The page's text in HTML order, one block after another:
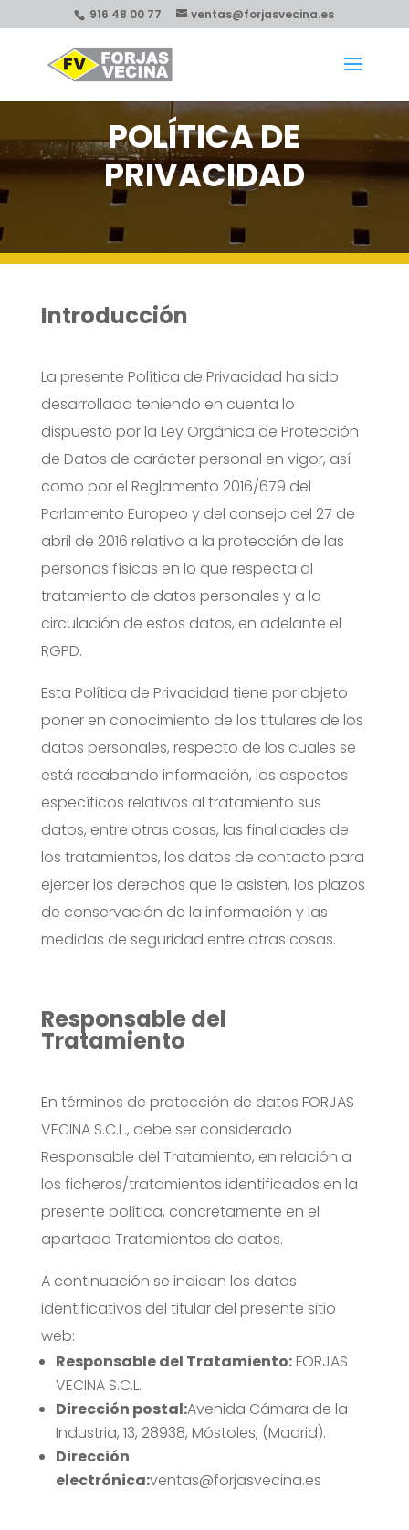
916 48 00 77 ventas@forjasvecina.es
POLÍTICA DE
PRIVACIDAD
Introducción
La presente Política de Privacidad ha sido
desarrollada teniendo en cuenta lo
dispuesto por la Ley Orgánica de Protección
de Datos de carácter personal en vigor, así
como por el Reglamento 2016/679 del
Parlamento Europeo y del consejo del 27 de
abril de 2016 relativo a la protección de las
personas físicas en lo que respecta al
tratamiento de datos personales y a la
circulación de estos datos, en adelante el
RGPD.
Esta Política de Privacidad tiene por objeto
poner en conocimiento de los titulares de los
datos personales, respecto de los cuales se
está recabando información, los aspectos
específicos relativos al tratamiento sus
datos, entre otras cosas, las finalidades de
los tratamientos, los datos de contacto para
ejercer los derechos que le asisten, los plazos
de conservación de la información y las
medidas de seguridad entre otras cosas.
Responsable del
Tratamiento
En términos de protección de datos FORJAS
VECINA S.C.L., debe ser considerado
Responsable del Tratamiento, en relación a
los ficheros/tratamientos identificados en la
presente política, concretamente en el
apartado Tratamientos de datos.
A continuación se indican los datos
identificativos del titular del presente sitio
web:
Responsable del Tratamiento:FORJAS
VECINA S.C.L.
Dirección postal:Avenida Cámara de la
Industria, 13, 28938, Móstoles, (Madrid).
Dirección
electrónica:ventas@forjasvecina.es